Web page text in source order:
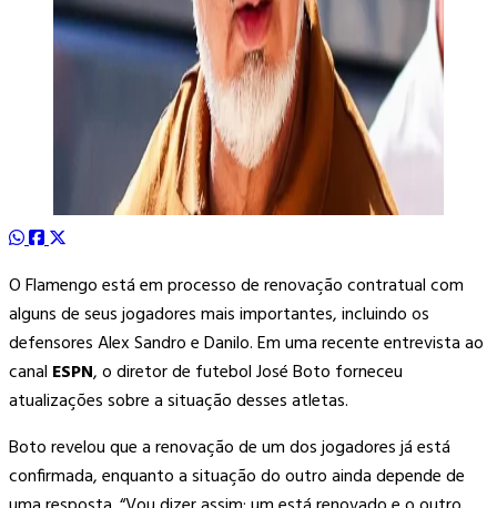
O Flamengo está em processo de renovação contratual com
alguns de seus jogadores mais importantes, incluindo os
defensores Alex Sandro e Danilo. Em uma recente entrevista ao
canal ESPN, o diretor de futebol José Boto forneceu
atualizações sobre a situação desses atletas.
Boto revelou que a renovação de um dos jogadores já está
confirmada, enquanto a situação do outro ainda depende de